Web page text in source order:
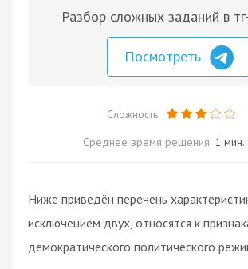
Разбор сложных заданий в
Посмотреть
Сложность:
Среднее время решения: 1 мин.
Ниже приведён перечень
исключением двух, относятся к
демократического политического